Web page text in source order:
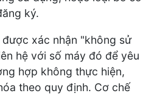
ký.
xác nhận "không sử
hệ với số máy đó để yêu
hợp không thực hiện,
theo quy định. Cơ chế